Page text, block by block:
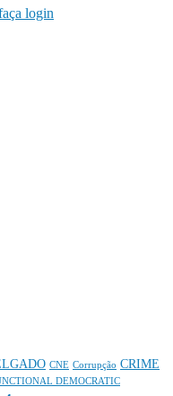
login
CNE Corrupção CRIME
DEMOCRATIC